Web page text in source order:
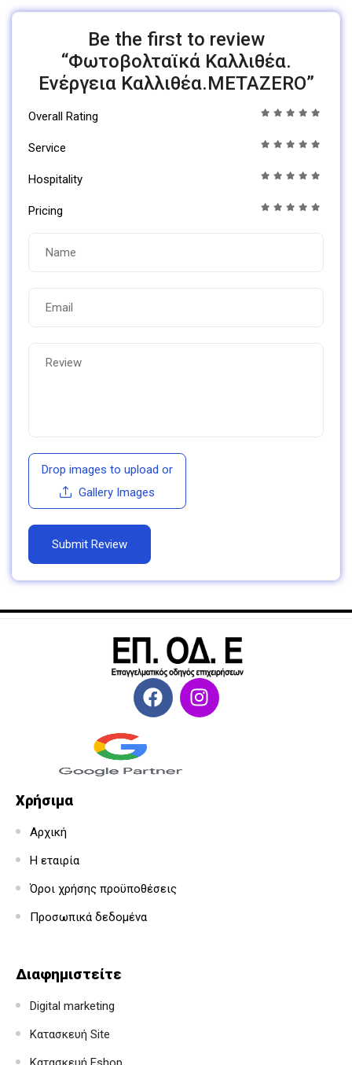
Be the first to review
“Φωτοβολταϊκά Καλλιθέα.
Ενέργεια Καλλιθέα.ΜΕΤΑΖΕRO”
Overall Rating
Service
Hospitality
Pricing
Drop images to upload or
Gallery Images
Χρήσιμα
Αρχική
Η εταιρία
Όροι χρήσης προϋποθέσεις
Προσωπικά δεδομένα
Διαφημιστείτε
Digital marketing
Κατασκευή Site